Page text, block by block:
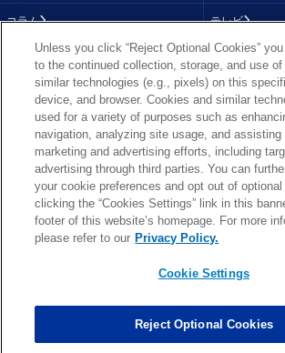
コラム テレビ
画像
順位表
About NFL
More NFL 特集
TOP お問い合わせ FAQ
PHOTO BY AP Images / PHOTO BY Getty
Unless you click “Reject Optional Cookies”
to the continued collection, storage, and use
similar technologies (e.g., pixels) on this
device, and browser. Cookies and similar
used for a variety of purposes such as
navigation, analyzing site usage, and assisting
marketing and advertising efforts, including
advertising through third parties. You can
your cookie preferences and opt out of
clicking the “Cookies Settings” link in this
footer of this website’s homepage. For more
please refer to our Privacy Policy.
Cookie Settings
Reject Optional Cookies